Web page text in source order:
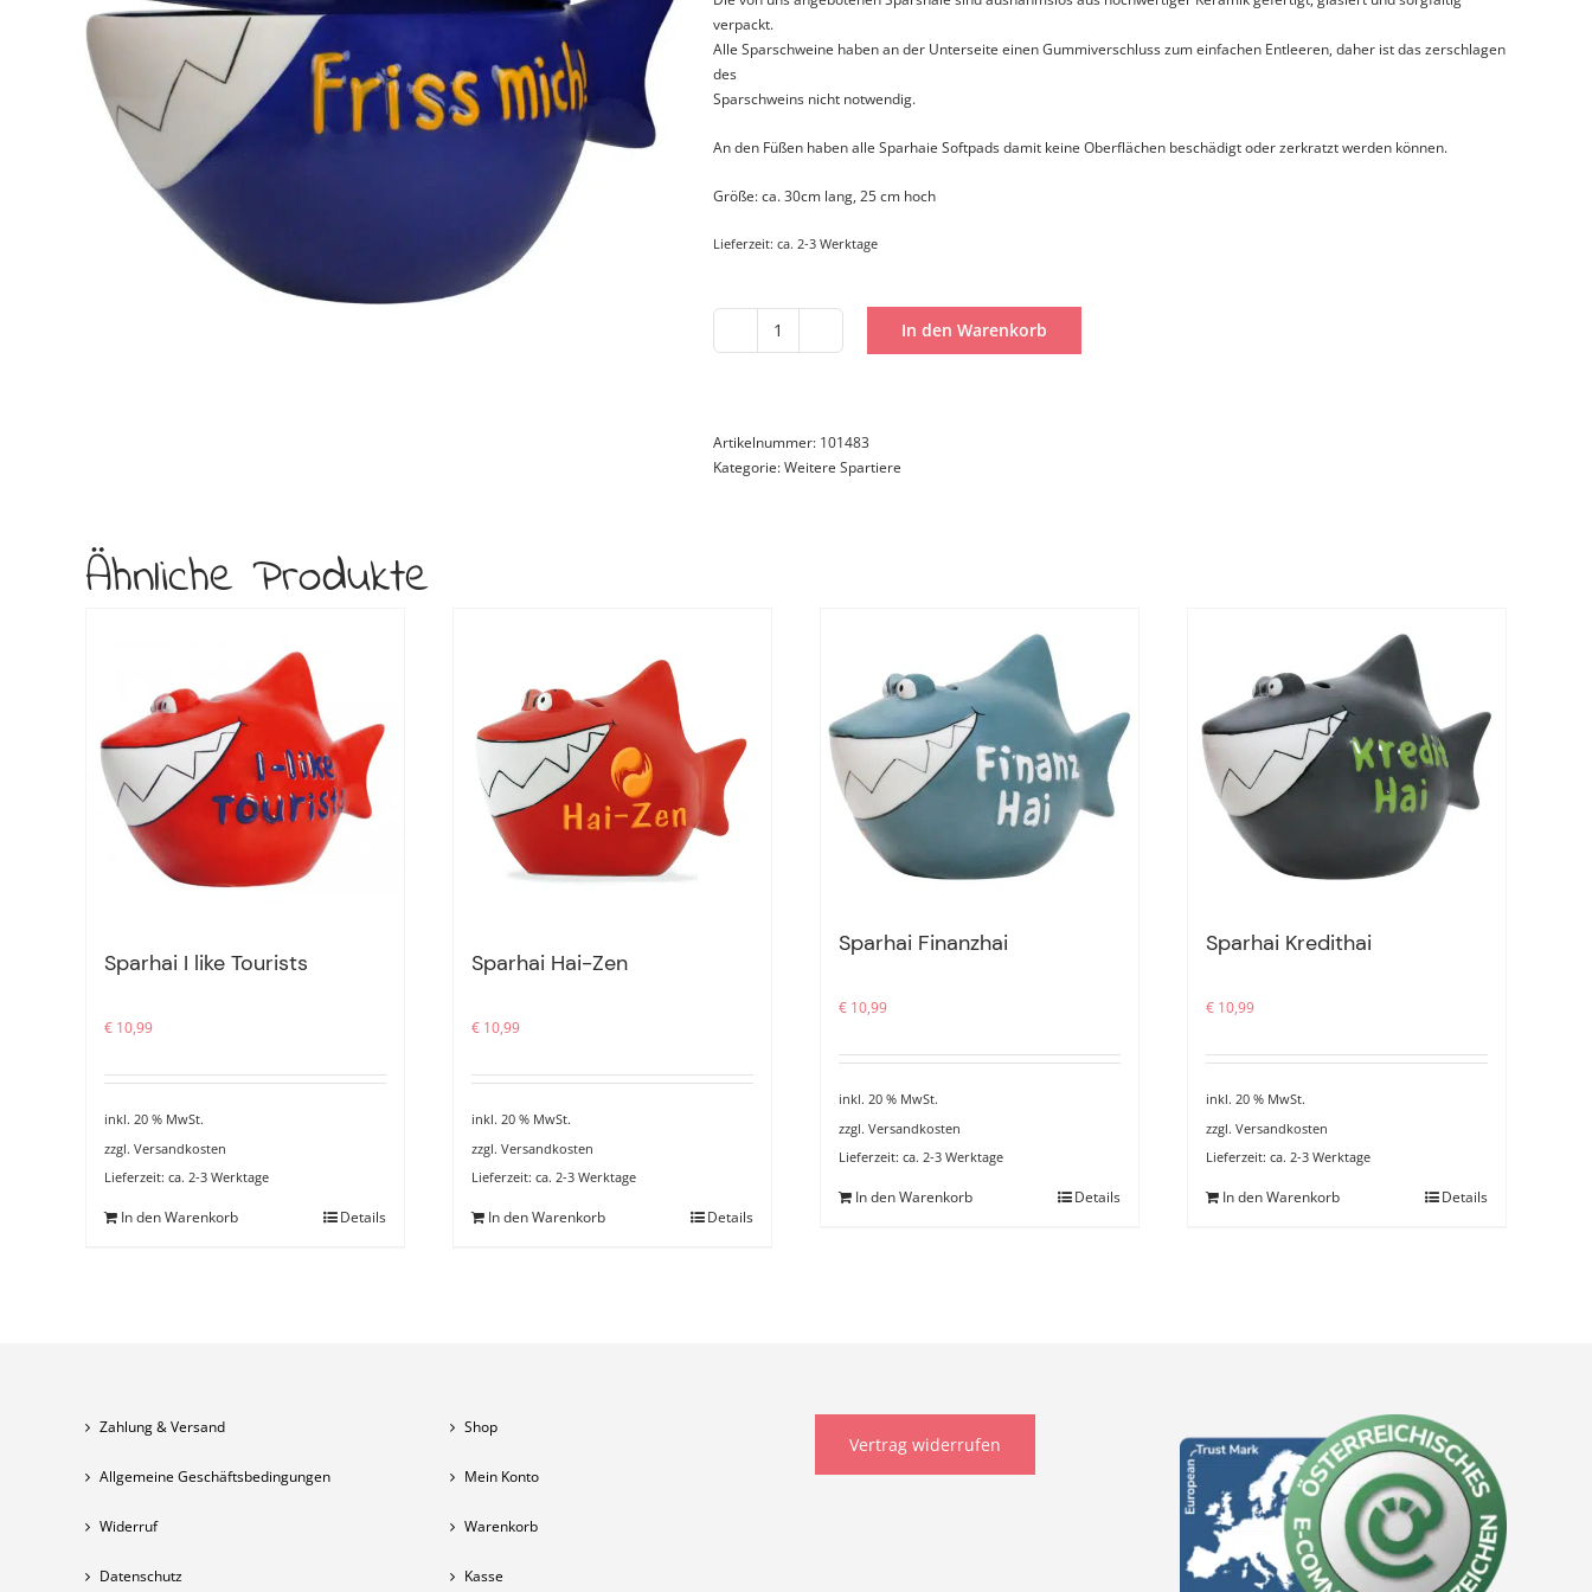
verpackt.
Alle Sparschweine haben an der Unterseite einen Gummiverschluss zum einfachen Entleeren, daher ist das zerschlagen
des
Sparschweins nicht notwendig.
An den Füßen haben alle Sparhaie Softpads damit keine Oberflächen beschädigt oder zerkratzt werden können.
Größe: ca. 30cm lang, 25 cm hoch
Lieferzeit: ca. 2-3 Werktage
Monsterhai
Menge
In den Warenkorb
Artikelnummer: 101483
Kategorie:Weitere Spartiere
Ähnliche Produkte
Sparhai I like Tourists
€ 10,99
inkl. 20 % MwSt.
zzgl. Versandkosten
Lieferzeit: ca. 2-3 Werktage
In den Warenkorb Details
Sparhai Hai-Zen
€ 10,99
inkl. 20 % MwSt.
zzgl. Versandkosten
Lieferzeit: ca. 2-3 Werktage
In den Warenkorb Details
Sparhai Finanzhai
€ 10,99
inkl. 20 % MwSt.
zzgl. Versandkosten
Lieferzeit: ca. 2-3 Werktage
In den Warenkorb Details
Sparhai Kredithai
€ 10,99
inkl. 20 % MwSt.
zzgl. Versandkosten
Lieferzeit: ca. 2-3 Werktage
In den Warenkorb Details
Zahlung & Versand
Allgemeine Geschäftsbedingungen
Widerruf
Datenschutz
Shop
Mein Konto
Warenkorb
Kasse
Vertrag widerrufen